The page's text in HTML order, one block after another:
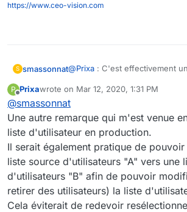
https://www.ceo-vision.com
S smassonnat@Prixa : C'est effectivement
nous verrons si nous
prochaine version.
Merci pour votre contribution à
fonctionnalité.
P Prixawrote on Mar 12, 2020, 1:31 PM
last edited by PrixaMar 12, 2020, 2:33
@smassonnat
Une autre remarque qui m'est venue
liste d'utilisateur en production.
Il serait également pratique de
liste source d'utilisateurs "A" vers une
d'utilisateurs "B" afin de pouvoir
retirer des utilisateurs) la liste
Cela éviterait de redevoir